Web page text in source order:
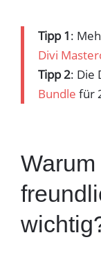
Tipp 1:
Divi
Tipp 2: Die
Bundle für